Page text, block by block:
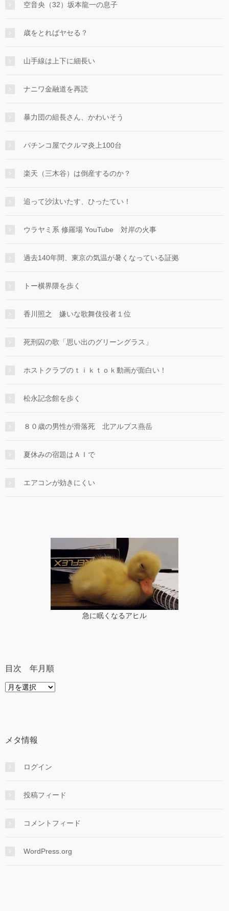
空音央（32）坂本龍一の息子
歳をとればヤセる？
山手線は上下に細長い
ナニワ金融道を再読
暴力団の組長さん、かわいそう
パチンコ屋でクルマ炎上100台
楽天（三木谷）は倒産するのか？
追って沙汰いたす、ひったてい！
ウラヤミ系 修羅場 YouTube 対岸の火事
過去140年間、東京の気温が暑くなっている証拠
トー横界隈を歩く
香川照之 嫌いな歌舞伎役者１位
死刑囚の歌「思い出のグリーングラス」
ホストクラブのｔｉｋｔｏｋ動画が面白い！
松永記念館を歩く
８０歳の男性が滑落死 北アルプス燕岳
夏休みの宿題はＡＩで
エアコンが効きにくい
急に眠くなるアヒル
目次 年月順
目
メタ情報
ログイン
投稿フィード
コメントフィード
WordPress.org